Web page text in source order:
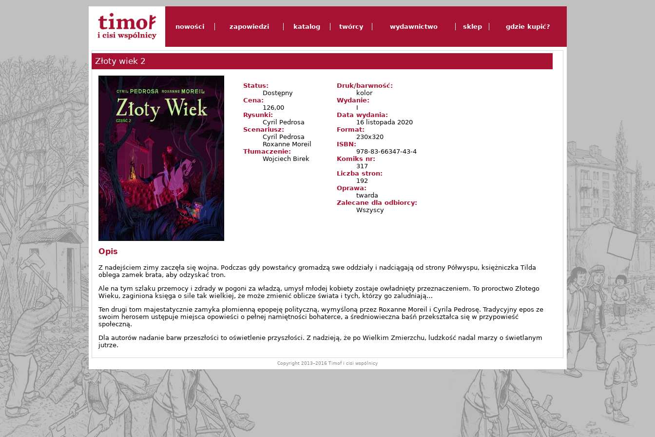
nowości zapowiedzi katalog twórcy wydawnictwo sklep gdzie kupić?
Złoty wiek 2
Status:
Dostępny
Cena:
126,00
Rysunki:
Cyril Pedrosa
Scenariusz:
Cyril Pedrosa
Roxanne Moreil
Tłumaczenie:
Wojciech Birek
Druk/barwność:
kolor
Wydanie:
I
Data wydania:
16 listopada 2020
Format:
230x320
ISBN:
978-83-66347-43-4
Komiks nr:
317
Liczba stron:
192
Oprawa:
twarda
Zalecane dla odbiorcy:
Wszyscy
Opis
Z nadejściem zimy zaczęła się wojna. Podczas gdy powstańcy gromadzą swe oddziały i nadciągają od strony Półwyspu, księżniczka Tilda
oblega zamek brata, aby odzyskać tron.
Ale na tym szlaku przemocy i zdrady w pogoni za władzą, umysł młodej kobiety zostaje owładnięty przeznaczeniem. To proroctwo Złotego
Wieku, zaginiona księga o sile tak wielkiej, że może zmienić oblicze świata i tych, którzy go zaludniają…
Ten drugi tom majestatycznie zamyka płomienną epopeję polityczną, wymyśloną przez Roxanne Moreil i Cyrila Pedrosę. Tradycyjny epos ze
swoim herosem ustępuje miejsca opowieści o pełnej namiętności bohaterce, a średniowieczna baśń przekształca się w przypowieść
społeczną.
Dla autorów nadanie barw przeszłości to oświetlenie przyszłości. Z nadzieją, że po Wielkim Zmierzchu, ludzkość nadal marzy o świetlanym
jutrze.
Copyright 2013–2016 Timof i cisi wspólnicy